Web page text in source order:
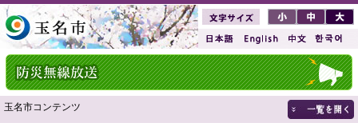
玉名市コンテンツ